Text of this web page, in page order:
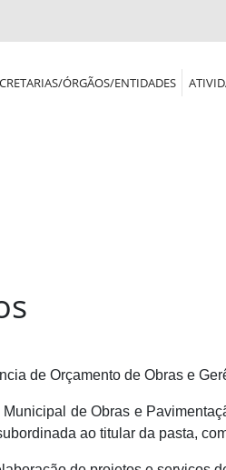
ÓRGÃOS/ENTIDADES
de Orçamento de Obras e
de Obras e
ao titular da pasta,